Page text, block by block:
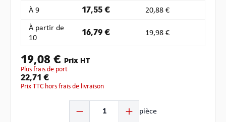
À 9 17,55 € 20,88 €
À partir de
10
16,79 € 19,98 €
19,08 € Prix HT
plus frais de port
22,71 €
Prix TTC hors frais de livraison
pièce